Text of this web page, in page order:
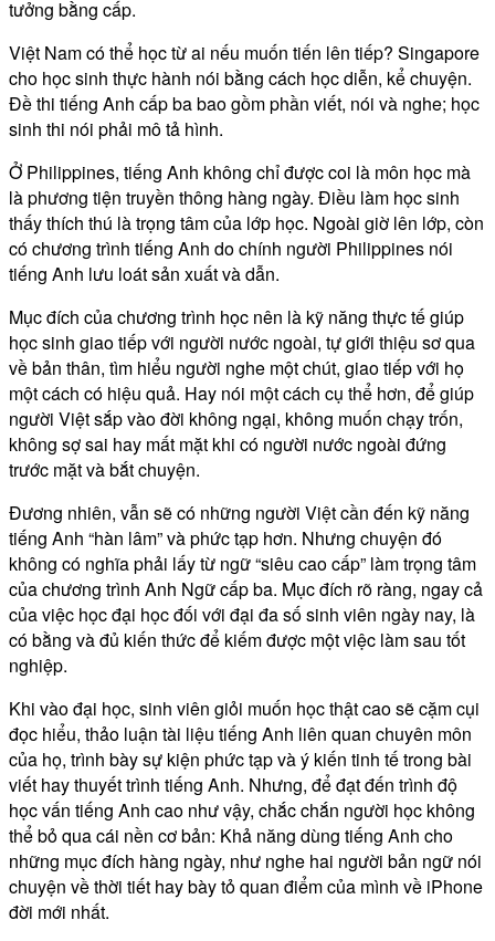
tưởng bằng cấp.
Việt Nam có thể học từ ai nếu muốn tiến lên tiếp? Singapore
cho học sinh thực hành nói bằng cách học diễn, kể chuyện.
Đề thi tiếng Anh cấp ba bao gồm phần viết, nói và nghe; học
sinh thi nói phải mô tả hình.
Ở Philippines, tiếng Anh không chỉ được coi là môn học mà
là phương tiện truyền thông hàng ngày. Điều làm học sinh
thấy thích thú là trọng tâm của lớp học. Ngoài giờ lên lớp, còn
có chương trình tiếng Anh do chính người Philippines nói
tiếng Anh lưu loát sản xuất và dẫn.
Mục đích của chương trình học nên là kỹ năng thực tế giúp
học sinh giao tiếp với người nước ngoài, tự giới thiệu sơ qua
về bản thân, tìm hiểu người nghe một chút, giao tiếp với họ
một cách có hiệu quả. Hay nói một cách cụ thể hơn, để giúp
người Việt sắp vào đời không ngại, không muốn chạy trốn,
không sợ sai hay mất mặt khi có người nước ngoài đứng
trước mặt và bắt chuyện.
Đương nhiên, vẫn sẽ có những người Việt cần đến kỹ năng
tiếng Anh “hàn lâm” và phức tạp hơn. Nhưng chuyện đó
không có nghĩa phải lấy từ ngữ “siêu cao cấp” làm trọng tâm
của chương trình Anh Ngữ cấp ba. Mục đích rõ ràng, ngay cả
của việc học đại học đối với đại đa số sinh viên ngày nay, là
có bằng và đủ kiến thức để kiếm được một việc làm sau tốt
nghiệp.
Khi vào đại học, sinh viên giỏi muốn học thật cao sẽ cặm cụi
đọc hiểu, thảo luận tài liệu tiếng Anh liên quan chuyên môn
của họ, trình bày sự kiện phức tạp và ý kiến tinh tế trong bài
viết hay thuyết trình tiếng Anh. Nhưng, để đạt đến trình độ
học vấn tiếng Anh cao như vậy, chắc chắn người học không
thể bỏ qua cái nền cơ bản: Khả năng dùng tiếng Anh cho
những mục đích hàng ngày, như nghe hai người bản ngữ nói
chuyện về thời tiết hay bày tỏ quan điểm của mình về iPhone
đời mới nhất.